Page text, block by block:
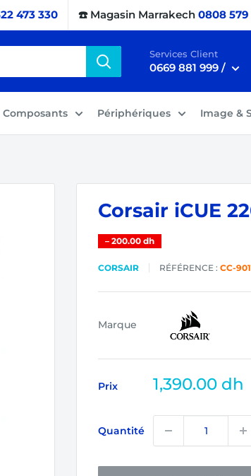
473 330 ☎️ Magasin Marrakech 0808 579
Services Client
0669 881 999 /
Composants Périphériques Image &
Corsair iCUE
– 200.00 dh
CORSAIR RÉFÉRENCE : CC-
Marque
Prix
Prix
1,390.00 dh
Quantité